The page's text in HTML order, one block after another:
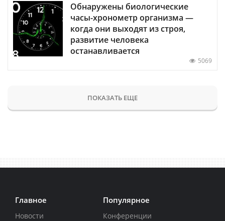
Обнаружены биологические
часы-хронометр организма —
когда они выходят из строя,
развитие человека
останавливается
5069
ПОКАЗАТЬ ЕЩЕ
Главное
Новости
Популярное
Конференции